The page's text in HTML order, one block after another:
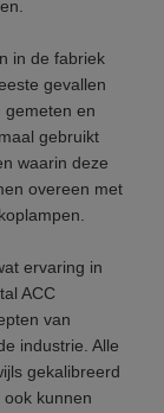
in de fabriek
gevallen
gemeten en
gebruikt
waarin deze
overeen met
ervaring in
ACC
van
industrie. Alle
gekalibreerd
kunnen